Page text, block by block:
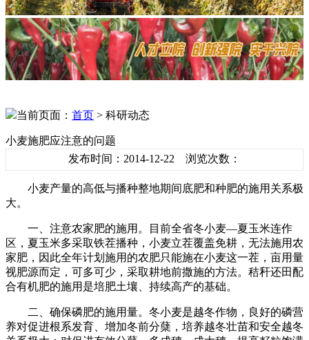
当前页面： 首页 > 科研动态
小麦施肥应注意的问题
发布时间：2014-12-22 浏览次数：
小麦产量的高低与播种整地期间底肥和种肥的施用关系极
大。
一、注意农家肥的施用。目前全省冬小麦―夏玉米连作
区，夏玉米多采取铁茬播种，小麦立茬覆盖免耕，无法施用农
家肥，因此全年计划施用的农肥只能施在小麦这一茬，亩用量
视肥源而定，可多可少，采取耕地前撒施的方法。秸秆还田配
合有机肥的施用是培肥土壤、持续高产的基础。
二、确保磷肥的施用量。冬小麦是越冬作物，良好的磷营
养对促进根系发育、增加冬前分蘖，培养越冬壮苗和安全越冬